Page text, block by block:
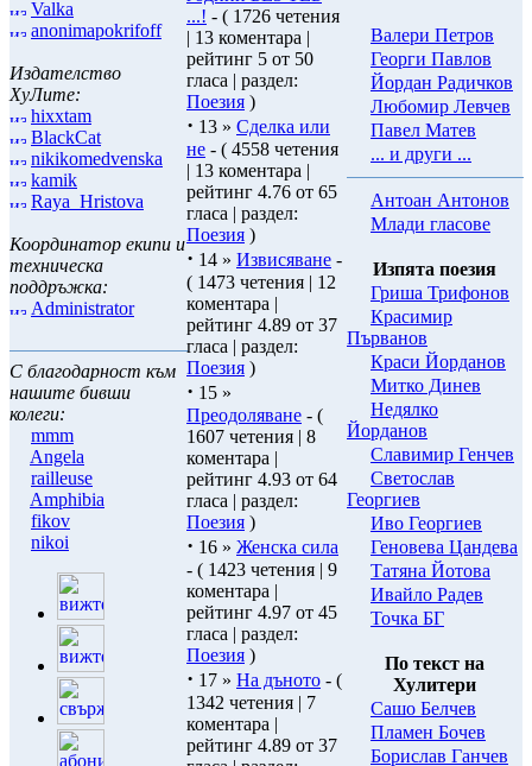
Valka
anonimapokrifoff
Издателство
ХуЛите:
hixxtam
BlackCat
nikikomedvenska
kamik
Raya_Hristova
Координатор екипи и
техническа
поддръжка:
Administrator
С благодарност към
нашите бивши
колеги:
mmm
Angela
railleuse
Amphibia
fikov
nikoi
...! - ( 1726 четения
| 13 коментара |
рейтинг 5 от 50
гласа | раздел:
Поезия )
· 13 » Сделка или
не - ( 4558 четения
| 13 коментара |
рейтинг 4.76 от 65
гласа | раздел:
Поезия )
· 14 » Извисяване -
( 1473 четения | 12
коментара |
рейтинг 4.89 от 37
гласа | раздел:
Поезия )
· 15 »
Преодоляване - (
1607 четения | 8
коментара |
рейтинг 4.93 от 64
гласа | раздел:
Поезия )
· 16 » Женска сила
- ( 1423 четения | 9
коментара |
рейтинг 4.97 от 45
гласа | раздел:
Поезия )
· 17 » На дъното - (
1342 четения | 7
коментара |
рейтинг 4.89 от 37
Валери Петров
Георги Павлов
Йордан Радичков
Любомир Левчев
Павел Матев
... и други ...
Антоан Антонов
Млади гласове
Изпята поезия
Гриша Трифонов
Красимир
Първанов
Краси Йорданов
Митко Динев
Нeдялко
Йорданов
Славимир Генчев
Светослав
Георгиев
Иво Георгиев
Геновева Цандева
Татяна Йотова
Ивайло Радев
Точка БГ
По текст на
Хулитери
Сашо Белчев
Пламен Бочев
Борислав Ганчев